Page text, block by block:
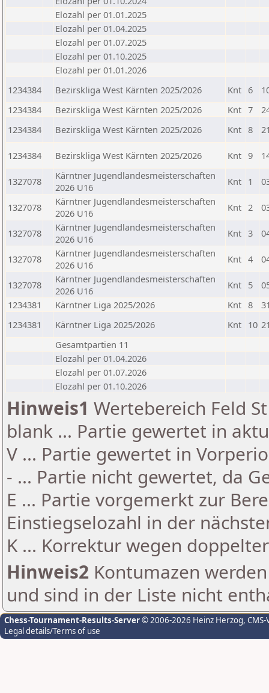
Elozahl per 01.01.2025
Elozahl per 01.04.2025
Elozahl per 01.07.2025
Elozahl per 01.10.2025
Elozahl per 01.01.2026
1234384
Bezirskliga West Kärnten 2025/2026 Knt 6
1234384
Bezirskliga West Kärnten 2025/2026 Knt 7
1234384
Bezirskliga West Kärnten 2025/2026 Knt 8
1234384 Bezirskliga West Kärnten 2025/2026 Knt 9
1327078
Kärntner Jugendlandesmeisterschaften
2026 U16
Knt 1
1327078
Kärntner Jugendlandesmeisterschaften
2026 U16
Knt 2
1327078
Kärntner Jugendlandesmeisterschaften
2026 U16
Knt 3
1327078
Kärntner Jugendlandesmeisterschaften
2026 U16
Knt 4
1327078
Kärntner Jugendlandesmeisterschaften
2026 U16
Knt 5
1234381
Kärntner Liga 2025/2026 Knt 8
1234381
Kärntner Liga 2025/2026 Knt 10
Gesamtpartien 11
Elozahl per 01.04.2026
Elozahl per 01.07.2026
Elozahl per 01.10.2026
Hinweis1 Wertebereich Feld
blank ... Partie gewertet in
V ... Partie gewertet in
- ... Partie nicht gewertet, da
E ... Partie vorgemerkt zur
Einstiegselozahl in der
K ... Korrektur wegen
Hinweis2 Kontumazen
und sind in der Liste nicht
Chess-Tournament-Results-Server© 2006-2026 Heinz Herzog,
Legal details/Terms of use